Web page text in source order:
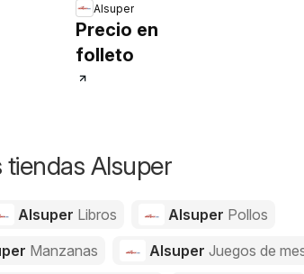
Alsuper
Precio en
folleto
Alsuper
Alsuper Libros Alsuper Pollos
Manzanas AlsuperJuegos de